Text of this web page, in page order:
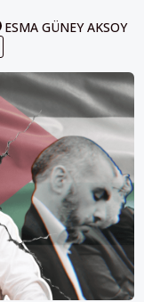
ESMA GÜNEY AKSOY